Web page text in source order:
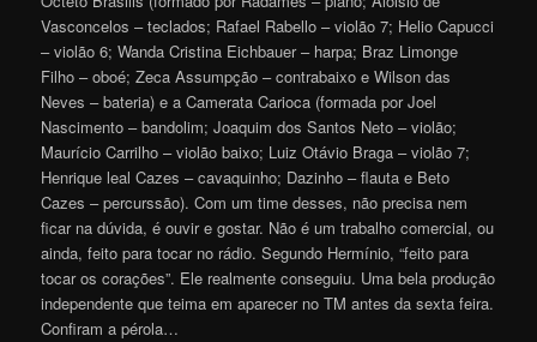
Vasconcelos – teclados; Rafael Rabello – violão 7; Helio Capucci
– violão 6; Wanda Cristina Eichbauer – harpa; Braz Limonge
Filho – oboé; Zeca Assumpção – contrabaixo e Wilson das
Neves – bateria) e a Camerata Carioca (formada por Joel
Nascimento – bandolim; Joaquim dos Santos Neto – violão;
Maurício Carrilho – violão baixo; Luiz Otávio Braga – violão 7;
Henrique leal Cazes – cavaquinho; Dazinho – flauta e Beto
Cazes – percurssão). Com um time desses, não precisa nem
ficar na dúvida, é ouvir e gostar. Não é um trabalho comercial, ou
ainda, feito para tocar no rádio. Segundo Hermínio, “feito para
tocar os corações”. Ele realmente conseguiu. Uma bela produção
independente que teima em aparecer no TM antes da sexta feira.
Confiram a pérola…